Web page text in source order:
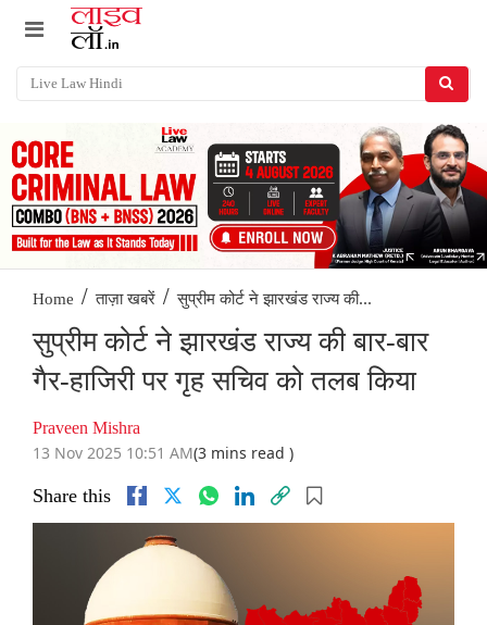
Home / ताज़ा खबरें / सुप्रीम कोर्ट ने झारखंड राज्य की...
सुप्रीम कोर्ट ने झारखंड राज्य की बार-बार
गैर-हाजिरी पर गृह सचिव को तलब किया
Praveen Mishra
13 Nov 2025 10:51 AM(3 mins read )
Share this